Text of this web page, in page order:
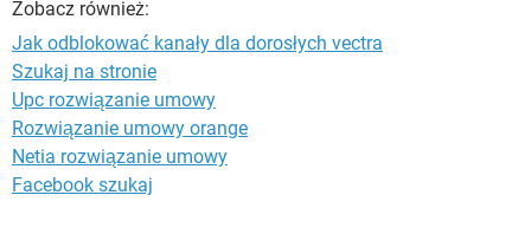
Zobacz również:
Jak odblokować kanały dla dorosłych vectra
Szukaj na stronie
Upc rozwiązanie umowy
Rozwiązanie umowy orange
Netia rozwiązanie umowy
Facebook szukaj